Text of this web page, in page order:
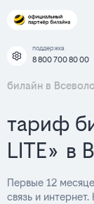
поддержка
8 800 700 80 00
билайн в
тариф
LITE» в
Первые 12
связь и